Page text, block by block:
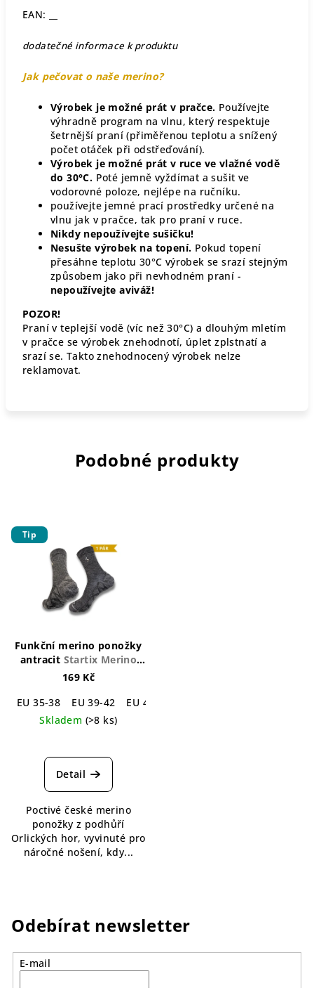
EAN: __
dodatečné informace k produktu
Jak pečovat o naše merino?
Výrobek je možné prát v pračce. Používejte
výhradně program na vlnu, který respektuje
šetrnější praní (přiměřenou teplotu a snížený
počet otáček při odstřeďování).
Výrobek je možné prát v ruce ve vlažné vodě
do 30°C. Poté jemně vyždímat a sušit ve
vodorovné poloze, nejlépe na ručníku.
používejte jemné prací prostředky určené na
vlnu jak v pračce, tak pro praní v ruce.
Nikdy nepoužívejte sušičku!
Nesušte výrobek na topení. Pokud topení
přesáhne teplotu 30°C výrobek se srazí stejným
způsobem jako při nevhodném praní -
nepoužívejte aviváž!
POZOR!
Praní v teplejší vodě (víc než 30°C) a dlouhým mletím
v pračce se výrobek znehodnotí, úplet zplstnatí a
srazí se. Takto znehodnocený výrobek nelze
reklamovat.
Podobné produkty
Tip
Funkční merino ponožky
antracit Startix Merino
Socks Anthracite
169 Kč
EU 35-38
EU 39-42
EU 43-46
Skladem (>8 ks)
hodnocení
produktu
z
5
hvězdiček.
Detail
Poctivé české merino
ponožky z podhůří
Orlických hor, vyvinuté pro
náročné nošení, kdy...
Odebírat newsletter
E-mail